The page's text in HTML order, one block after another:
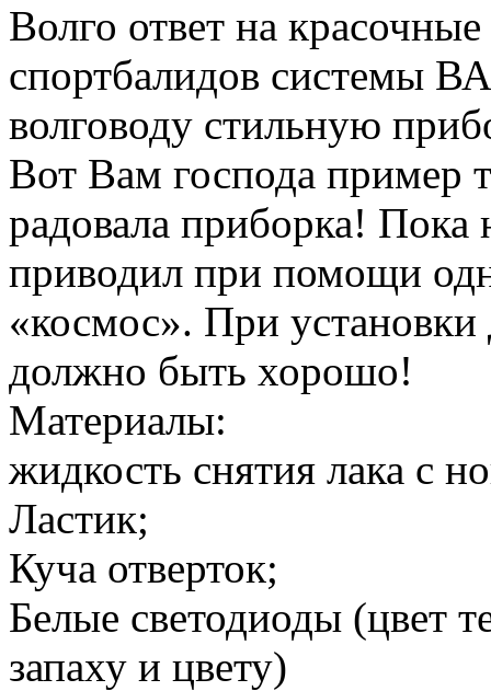
Волго ответ на
спортбалидов системы
волговоду стильную
Вот Вам господа пример
радовала приборка!
приводил при помощи
«космос». При
должно быть хорошо!
Материалы:
жидкость снятия лака с
Ластик;
Куча отверток;
Белые светодиоды (цвет
запаху и цвету)